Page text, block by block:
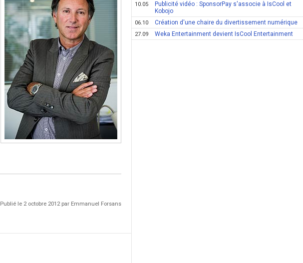
Publié le 2 octobre 2012 par Emmanuel Forsans
10.05
Publicité vidéo : SponsorPay s'associe à IsCool et
Kobojo
06.10 Création d'une chaire du divertissement numérique
27.09 Weka Entertainment devient IsCool Entertainment